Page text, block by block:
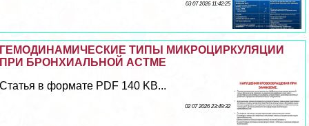
03 07 2026 11:42:25
ГЕМОДИНАМИЧЕСКИЕ ТИПЫ МИКРОЦИРКУЛЯЦИИ
ПРИ БРОНХИАЛЬНОЙ АСТМЕ
Статья в формате PDF 140 KB...
02 07 2026 23:49:32